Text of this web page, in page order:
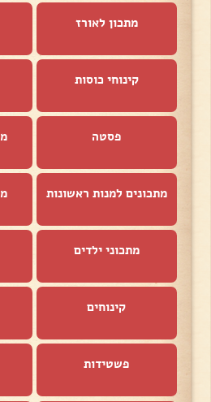
מתכון לאורז
קינוחי כוסות
פסטה
מתכונים למנות ראשונות
מתכוני ילדים
קינוחים
פשטידות